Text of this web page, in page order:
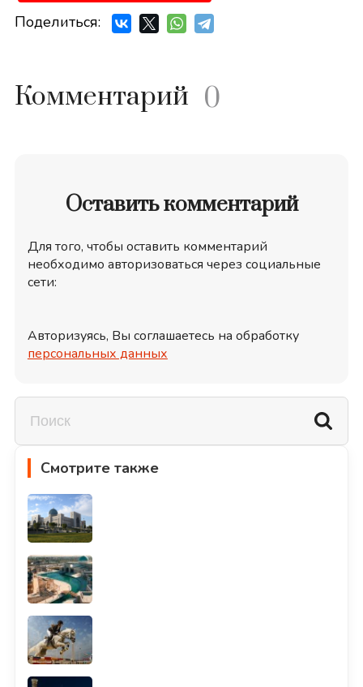
Поделиться:
Комментарий 0
Оставить комментарий
Для того, чтобы оставить комментарий
необходимо авторизоваться через социальные
сети:
Авторизуясь, Вы соглашаетесь на обработку
персональных данных
Смотрите также